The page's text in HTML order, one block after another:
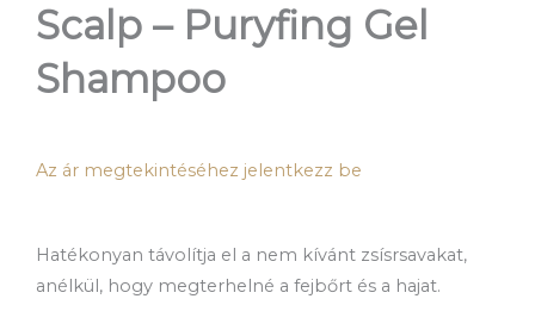
Scalp – Puryfing Gel
Shampoo
Az ár megtekintéséhez jelentkezz be
Hatékonyan távolítja el a nem kívánt zsísrsavakat,
anélkül, hogy megterhelné a fejbőrt és a hajat.